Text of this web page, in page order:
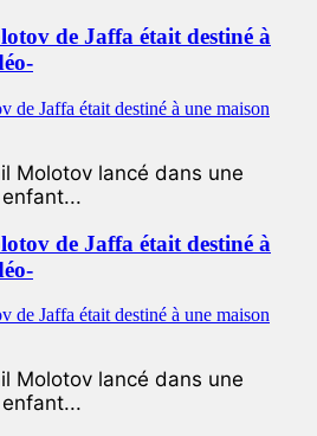
de Jaffa était destiné à
Molotov lancé dans une
de Jaffa était destiné à
Molotov lancé dans une